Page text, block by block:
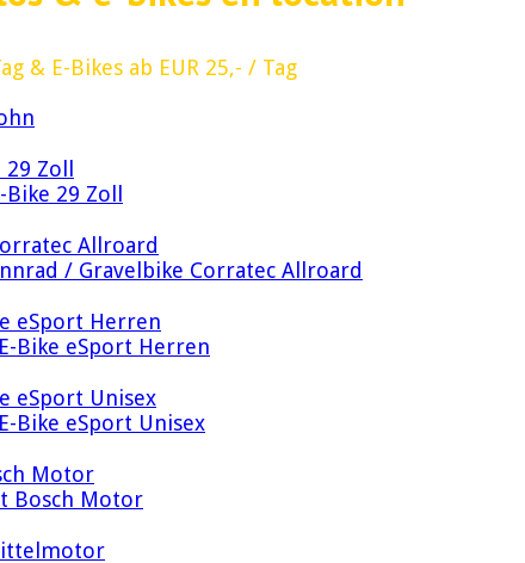
& E-Bikes ab EUR 25,- / Tag
29 Zoll
/ Gravelbike Corratec Allroard
Bike eSport Herren
Bike eSport Unisex
Bosch Motor